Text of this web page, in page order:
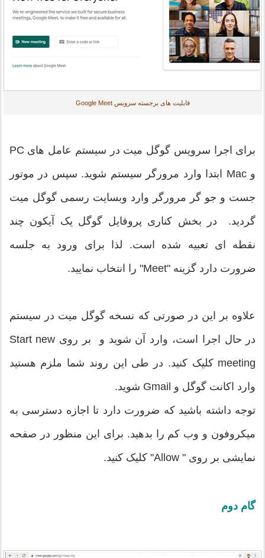
قابلیت های برجسته سرویس Google Meet
برای اجرا سرویس گوگل میت در سیستم عامل های PC
و Mac ابتدا وارد مرورگر سیستم شوید. سپس در موتور
جست و جو گر مرورگر وارد وبسایت رسمی گوگل میت
گردید. در بخش کناری پروفایل گوگل یک آیکون چند
نقطه ای تعبیه شده است. لذا برای ورود به جلسه
ضرورت دارد گزینه "Meet" را انتخاب نمایید.
علاوه بر این در صورتی که نسخه گوگل میت در سیستم
در حال اجرا است، وارد آن شوید و بر روی Start new
meeting کلیک کنید. در طی این روند شما ملزم هستید
وارد اکانت گوگل و Gmail شوید.
توجه داشته باشید که ضرورت دارد تا اجازه دسترسی به
میکروفون و وب کم را بدهید. برای این منظور در صفحه
نمایشی بر روی " Allow" کلیک کنید.
گام دوم